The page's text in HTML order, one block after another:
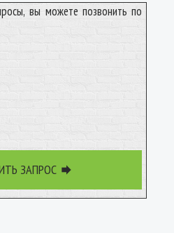
вы можете позвонить по
ЗАПРОС 